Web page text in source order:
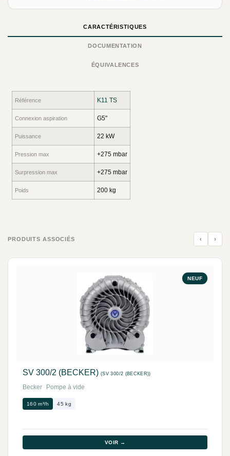
CARACTÉRISTIQUES
DOCUMENTATION
ÉQUIVALENCES
Référence K11 TS
Connexion aspiration G5"
Puissance 22 kW
Pression max +275 mbar
Surpression max +275 mbar
Poids 200 kg
PRODUITS ASSOCIÉS ‹ ›
NEUF
SV 300/2 (BECKER) (SV 300/2 (BECKER))
Becker · Pompe à vide
160 m³/h 45 kg
VOIR →